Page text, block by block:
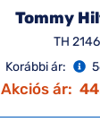
Tommy
TH 2146
Korábbi ár:
Akciós ár: